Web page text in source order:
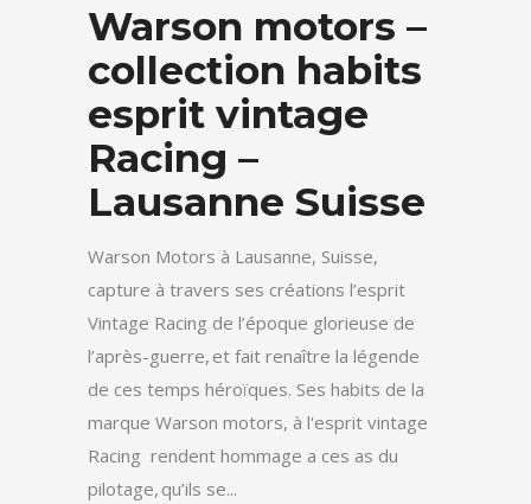
Warson motors –
collection habits
esprit vintage
Racing –
Lausanne Suisse
Warson Motors à Lausanne, Suisse,
capture à travers ses créations l’esprit
Vintage Racing de l’époque glorieuse de
l’après-guerre, et fait renaître la légende
de ces temps héroïques. Ses habits de la
marque Warson motors, à l'esprit vintage
Racing rendent hommage a ces as du
pilotage, qu’ils se...